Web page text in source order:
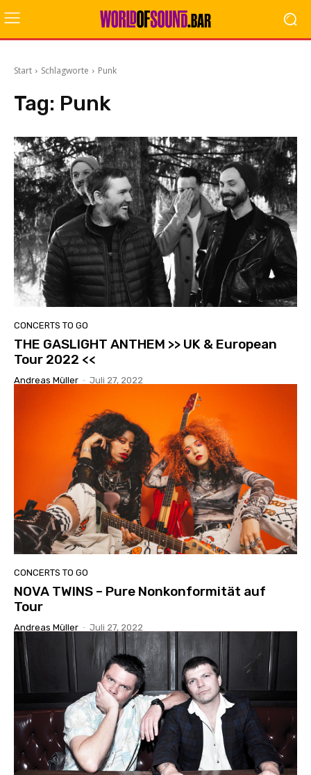
Start Schlagworte Punk
Tag: Punk
CONCERTS TO GO
THE GASLIGHT ANTHEM >> UK & European
Tour 2022 <<
Andreas Müller - Juli 27, 2022
CONCERTS TO GO
NOVA TWINS – Pure Nonkonformität auf
Tour
Andreas Müller - Juli 27, 2022